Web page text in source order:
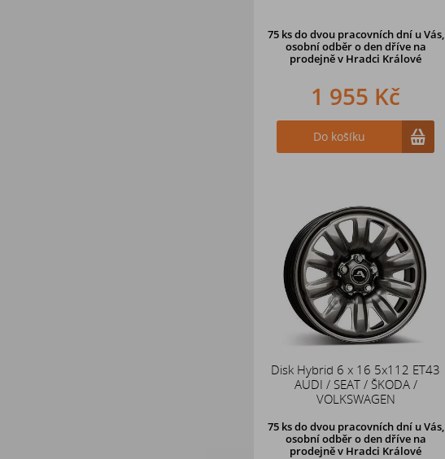
75 ks do dvou pracovních dní u Vás,
osobní odběr o den dřívena
prodejně v Hradci Králové
1 955 Kč
Do košíku
Disk Hybrid 6 x 16 5x112 ET43
AUDI / SEAT / ŠKODA /
VOLKSWAGEN
75 ks do dvou pracovních dní u Vás,
osobní odběr o den dřívena
prodejně v Hradci Králové